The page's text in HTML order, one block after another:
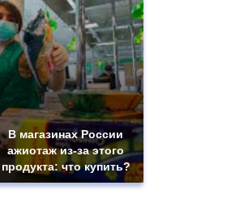
В магазинах России
ажиотаж из-за этого
продукта: что купить?